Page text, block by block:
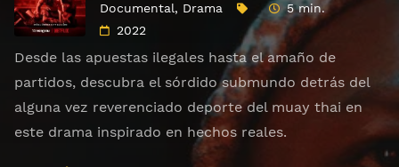
Documental, Drama
5 min.
2022
Desde las apuestas ilegales hasta el amaño de
partidos, descubra el sórdido submundo detrás del
alguna vez reverenciado deporte del muay thai en
este drama inspirado en hechos reales.